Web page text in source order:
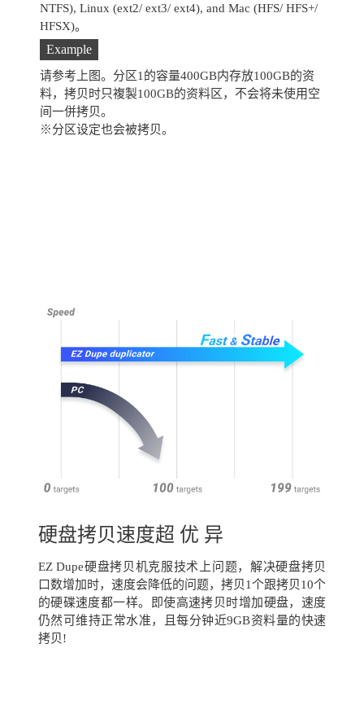
NTFS), Linux (ext2/ ext3/ ext4), and Mac (HFS/ HFS+/
HFSX)。
Example
请参考上图。分区1的容量400GB内存放100GB的资
料，拷贝时只複製100GB的资料区，不会将未使用空
间一併拷贝。
※分区设定也会被拷贝。
硬盘拷贝速度超 优 异
EZ Dupe硬盘拷贝机克服技术上问题，解决硬盘拷贝
口数增加时，速度会降低的问题，拷贝1个跟拷贝10个
的硬碟速度都一样。即使高速拷贝时增加硬盘，速度
仍然可维持正常水准，且每分钟近9GB资料量的快速
拷贝!